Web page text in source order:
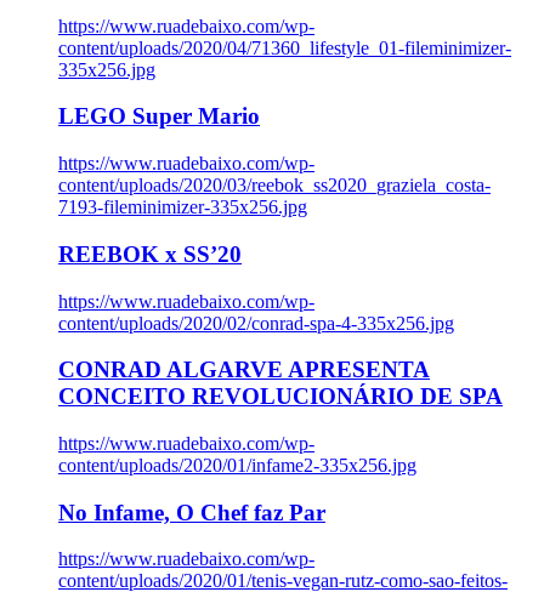
https://www.ruadebaixo.com/wp-
content/uploads/2020/04/71360_lifestyle_01-fileminimizer-
335x256.jpg
LEGO Super Mario
https://www.ruadebaixo.com/wp-
content/uploads/2020/03/reebok_ss2020_graziela_costa-
7193-fileminimizer-335x256.jpg
REEBOK x SS’20
https://www.ruadebaixo.com/wp-
content/uploads/2020/02/conrad-spa-4-335x256.jpg
CONRAD ALGARVE APRESENTA
CONCEITO REVOLUCIONÁRIO DE SPA
https://www.ruadebaixo.com/wp-
content/uploads/2020/01/infame2-335x256.jpg
No Infame, O Chef faz Par
https://www.ruadebaixo.com/wp-
content/uploads/2020/01/tenis-vegan-rutz-como-sao-feitos-